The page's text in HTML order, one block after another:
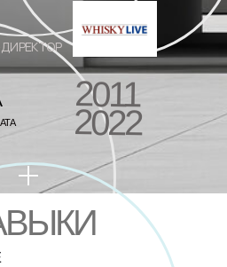
2011
2022
ДИРЕКТОР